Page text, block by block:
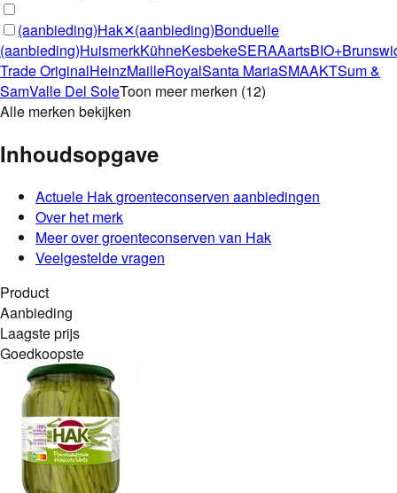
(aanbieding)Hak✕(aanbieding)Bonduelle
(aanbieding)HuismerkKühneKesbekeSERAAartsBIO+
Trade OriginalHeinzMailleRoyalSanta MariaSMAAKTSum &
SamValle Del SoleToon meer merken (12)
Alle merken bekijken
Inhoudsopgave
Actuele Hakgroenteconserven aanbiedingen
Over het merk
Meer over groenteconserven van Hak
Veelgestelde vragen
Product
Aanbieding
Laagste prijs
Goedkoopste